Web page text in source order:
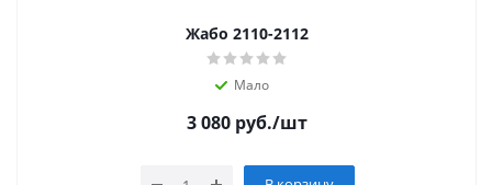
Жабо 2110-2112
Мало
3 080 руб./шт